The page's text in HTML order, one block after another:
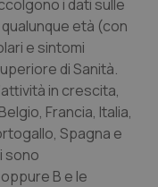
i dati sulle
età (con
e sintomi
di Sanità.
in crescita,
Francia, Italia,
Spagna e
sono
B e le